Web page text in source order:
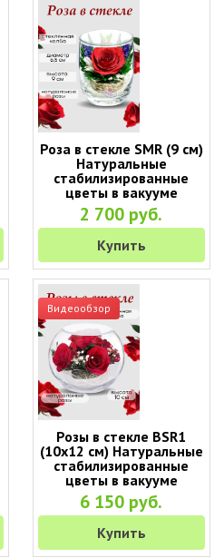
Роза в стекле SMR (9 см)
Натуральные
стабилизированные
цветы в вакууме
2 700 руб.
Купить
Видеообзор
Розы в стекле BSR1
(10х12 см) Натуральные
стабилизированные
цветы в вакууме
6 150 руб.
Купить